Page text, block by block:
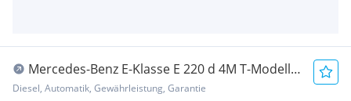
Mercedes-Benz E-Klasse E 220 d 4M T-Modell
AVANTGARDE WIDESCREEN LED
Diesel, Automatik, Gewährleistung, Garantie